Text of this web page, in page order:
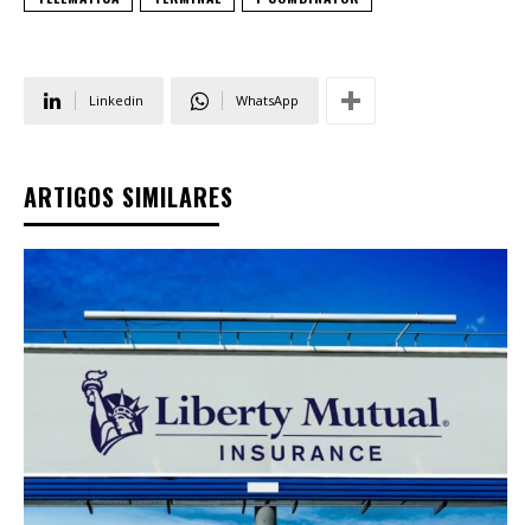
Linkedin WhatsApp
ARTIGOS SIMILARES